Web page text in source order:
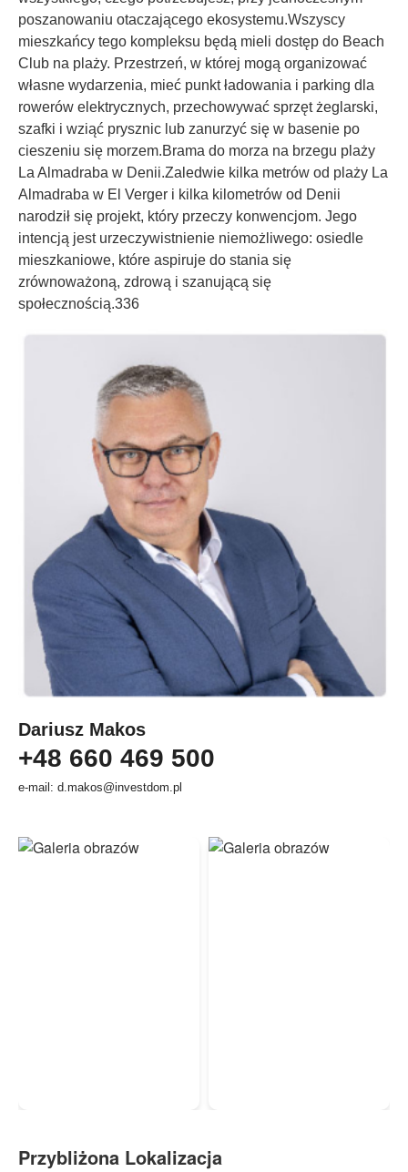
poszanowaniu otaczającego ekosystemu.Wszyscy
mieszkańcy tego kompleksu będą mieli dostęp do Beach
Club na plaży. Przestrzeń, w której mogą organizować
własne wydarzenia, mieć punkt ładowania i parking dla
rowerów elektrycznych, przechowywać sprzęt żeglarski,
szafki i wziąć prysznic lub zanurzyć się w basenie po
cieszeniu się morzem.Brama do morza na brzegu plaży
La Almadraba w Denii.Zaledwie kilka metrów od plaży La
Almadraba w El Verger i kilka kilometrów od Denii
narodził się projekt, który przeczy konwencjom. Jego
intencją jest urzeczywistnienie niemożliwego: osiedle
mieszkaniowe, które aspiruje do stania się
zrównoważoną, zdrową i szanującą się
społecznością.336
Dariusz Makos
+48 660 469 500
e-mail: d.makos@investdom.pl
Przybliżona Lokalizacja